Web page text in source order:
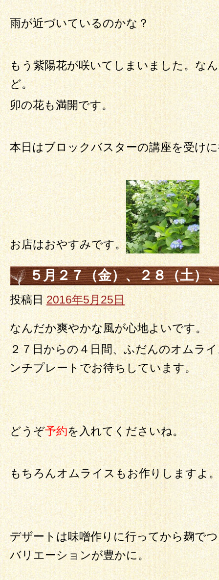
雨が近づいているのかな？
もう紫陽花が咲いてしまいました。な
ど。
卯の花も満開です。
本日はブロックバスターの講座を受け
お店はおやすみです。
５月２７（金）、２８（土）
（火）はランチプレートで
投稿日 2016年5月25日
なんだか爽やかな風が心地よいです。
２７日からの４日間、ふだんのオムラ
ンチプレートでお待ちしています。
どうぞ予約を入れてくださいね。
もちろんオムライスもお作りしますよ
デザートは味噌作りに行ってから麹で
バリエーションが豊かに。